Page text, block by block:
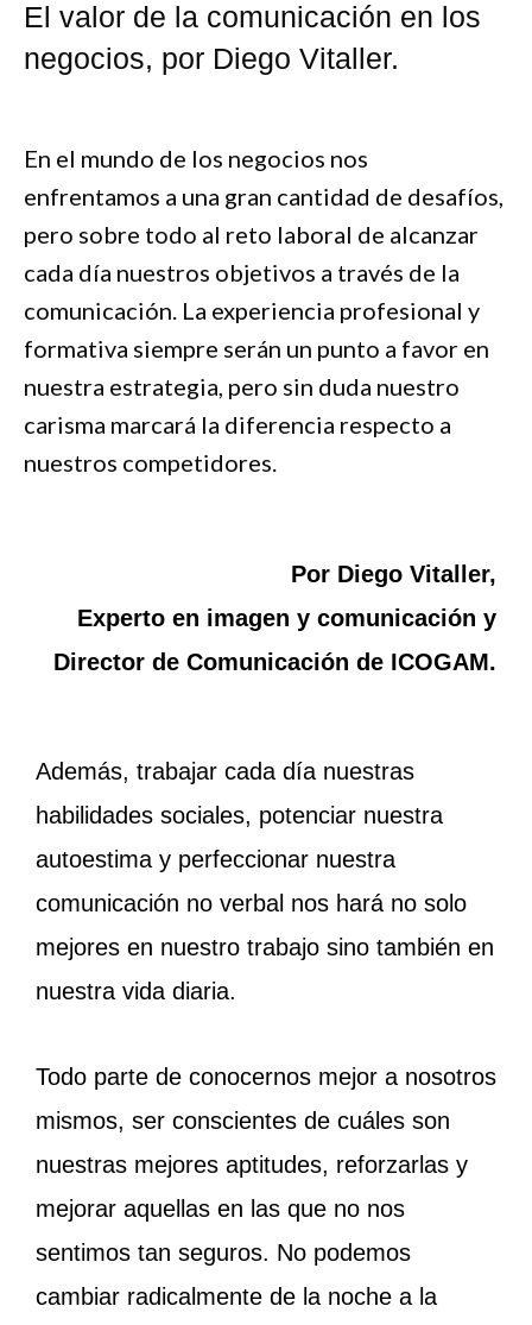
El valor de la comunicación en los
negocios, por Diego Vitaller.
En el mundo de los negocios nos
enfrentamos a una gran cantidad de desafíos,
pero sobre todo al reto laboral de alcanzar
cada día nuestros objetivos a través de la
comunicación. La experiencia profesional y
formativa siempre serán un punto a favor en
nuestra estrategia, pero sin duda nuestro
carisma marcará la diferencia respecto a
nuestros competidores.
Por Diego Vitaller,
Experto en imagen y comunicación y
Director de Comunicación de ICOGAM.
Además, trabajar cada día nuestras
habilidades sociales, potenciar nuestra
autoestima y perfeccionar nuestra
comunicación no verbal nos hará no solo
mejores en nuestro trabajo sino también en
nuestra vida diaria.
Todo parte de conocernos mejor a nosotros
mismos, ser conscientes de cuáles son
nuestras mejores aptitudes, reforzarlas y
mejorar aquellas en las que no nos
sentimos tan seguros. No podemos
cambiar radicalmente de la noche a la